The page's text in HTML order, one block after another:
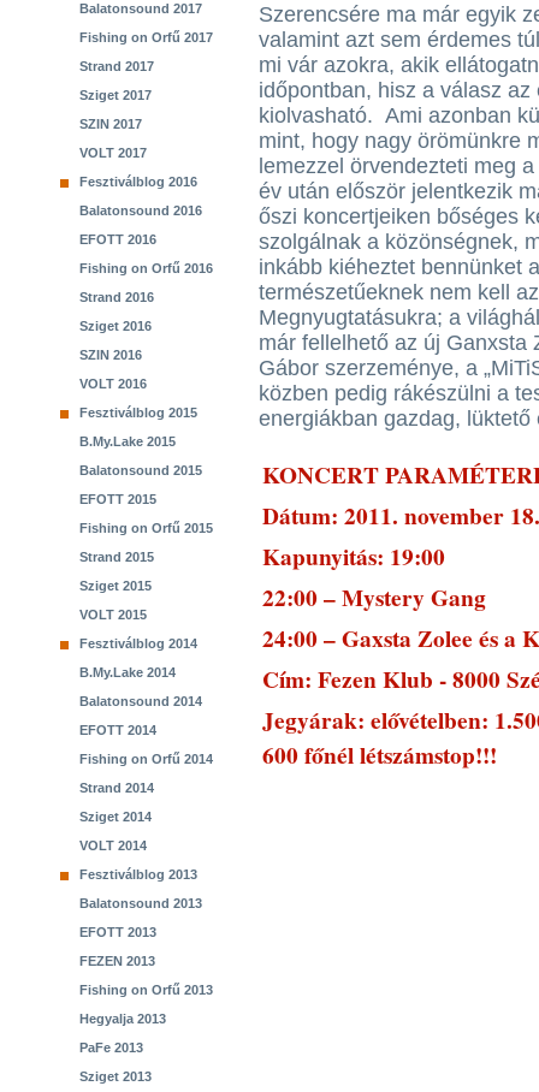
Balatonsound 2017
Fishing on Orfű 2017
Strand 2017
Sziget 2017
SZIN 2017
VOLT 2017
Fesztiválblog 2016
Balatonsound 2016
EFOTT 2016
Fishing on Orfű 2016
Strand 2016
Sziget 2016
SZIN 2016
VOLT 2016
Fesztiválblog 2015
B.My.Lake 2015
Balatonsound 2015
EFOTT 2015
Fishing on Orfű 2015
Strand 2015
Sziget 2015
VOLT 2015
Fesztiválblog 2014
B.My.Lake 2014
Balatonsound 2014
EFOTT 2014
Fishing on Orfű 2014
Strand 2014
Sziget 2014
VOLT 2014
Fesztiválblog 2013
Balatonsound 2013
EFOTT 2013
FEZEN 2013
Fishing on Orfű 2013
Hegyalja 2013
PaFe 2013
Sziget 2013
Szerencsére ma már egyik
valamint azt sem érdemes
mi vár azokra, akik
időpontban, hisz a válasz
kiolvasható. Ami azonban
mint, hogy nagy örömünkre
lemezzel örvendezteti meg
év után először jelentkezik
őszi koncertjeiken bőséges
szolgálnak a közönségnek,
inkább kiéheztet bennünket
természetűeknek nem kell
Megnyugtatásukra; a
már fellelhető az új Ganxsta
Gábor szerzeménye, a
közben pedig rákészülni a
energiákban gazdag, lüktető
KONCERT
Dátum: 2011.
Kapunyitás: 19:00
22:00 – Mystery Gang
24:00 – Gaxsta Zolee és a
Cím: Fezen Klub - 8000
Jegyárak: elővételben:
600 főnél létszámstop!!!